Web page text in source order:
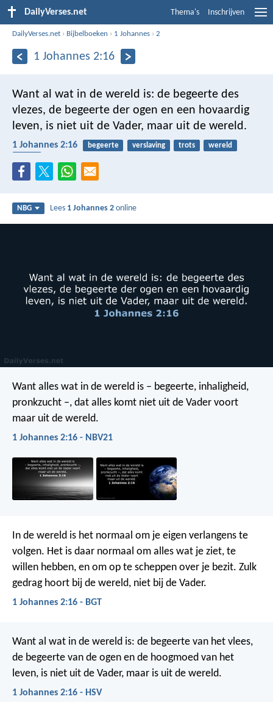
DailyVerses.net Thema's Inschrijven
DailyVerses.net › Bijbelboeken › 1 Johannes ›2
1 Johannes 2:16
Want al wat in de wereld is: de begeerte des
vlezes, de begeerte der ogen en een hovaardig
leven, is niet uit de Vader, maar uit de wereld.
1 Johannes 2:16 begeerte verslaving trots
wereld
NBG Lees 1 Johannes 2 online
Want alles wat in de wereld is – begeerte, inhaligheid,
pronkzucht –, dat alles komt niet uit de Vader voort
maar uit de wereld.
1 Johannes 2:16 - NBV21
In de wereld is het normaal om je eigen verlangens te
volgen. Het is daar normaal om alles wat je ziet, te
willen hebben, en om op te scheppen over je bezit. Zulk
gedrag hoort bij de wereld, niet bij de Vader.
1 Johannes 2:16 - BGT
Want al wat in de wereld is: de begeerte van het vlees,
de begeerte van de ogen en de hoogmoed van het
leven, is niet uit de Vader, maar is uit de wereld.
1 Johannes 2:16 - HSV